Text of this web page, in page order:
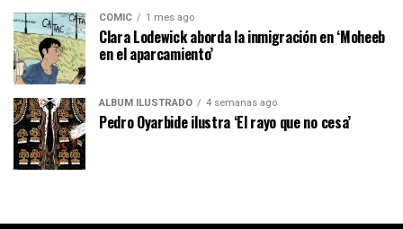
CÓMIC 1 mes ago
Clara Lodewick aborda la inmigración en ‘Moheeb
en el aparcamiento’
ÁLBUM ILUSTRADO 4 semanas ago
Pedro Oyarbide ilustra ‘El rayo que no cesa’